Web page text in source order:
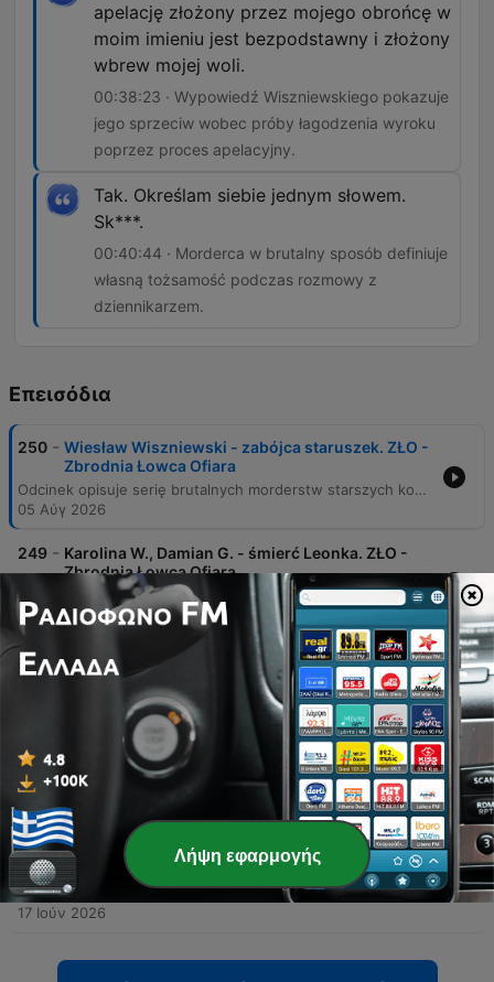
apelację złożony przez mojego obrońcę w
moim imieniu jest bezpodstawny i złożony
wbrew mojej woli.
00:38:23 · Wypowiedź Wiszniewskiego pokazuje
jego sprzeciw wobec próby łagodzenia wyroku
poprzez proces apelacyjny.
Tak. Określam siebie jednym słowem.
Sk***.
00:40:44 · Morderca w brutalny sposób definiuje
własną tożsamość podczas rozmowy z
dziennikarzem.
Επεισόδια
250 - Wiesław Wiszniewski - zabójca staruszek. ZŁO -
Zbrodnia Łowca Ofiara
Odcinek opisuje serię brutalnych morderstw starszych kobiet w Warszawie na przełomie 1998 i 1999 roku. Śledztwo doprowadziło do ujęcia Wiesława Wiszniewskiego oraz jego grupy wspólników, którzy podstępem dostawali się do mieszkań ofiar, by je obezwładnić i okraść. Materiał szczegółowo przedstawia mechanizm napadów, przebieg śledztwa oraz proces sądowy. Przedstawiono również zeznania współsprawców oraz wyroki skazujące, kończąc rozmową z osadzonym mordercą.
05 Αύγ 2026
249 - Karolina W., Damian G. - śmierć Leonka. ZŁO -
Zbrodnia Łowca Ofiara
Este episódio detalha o trágico caso de Leon, uma criança que faleceu após sofrer queimaduras graves por água quente. O relato aborda a omissão de socorro por parte de sua mãe, Karolina, e do padrasto, Damian, descrevendo o sofrimento da criança e as versões conflitantes apresentadas à polícia. A narrativa segue até o desfecho judicial, detalhando as acusações de crueldade e a sentença de 10 anos de prisão para ambos os réus, além das alegações de medo e abuso apresentadas pela defesa durante o julgamento.
22 Ιούλ 2026
248 - Andrzej Ś. - Bestia z Wrocławia. ZŁO - Zbrodnia
Łowca Ofiara
Odcinek przedstawia historię Andrzeja Eś, seryjnego gwałciciela działającego we Wrocławiu w 2010 roku. Śledztwo ujawnia brutalne i precyzyjnie zaplanowane metody działania sprawcy, który został zatrzymany dzięki czujności jednej z kobiet. Program przygląda się kulisom działalności przestępcy, jego procesowi sądowemu oraz 15-letniemu wyrokowi więzienia. Przedstawiono również perspektywę samego skazanego, który bagatelizuje skalę swoich czynów, oraz sceptycyzm funkcjonariuszy wobec możliwości jego resocjalizacji.
247 - William Bonin - Zabójca z Autostrady. ZŁO -
Zbrodnia Łowca Ofiara
Odcinek przedstawia historię Williama Bonina i jego wspólników, którzy na przełomie lat 70. i 80. w Kalifornii dokonali serii brutalnych morderstw na młodych chłopcach. Sprawcy wykorzystywali furgonetkę, by zwabiać ofiary na seks, a następnie poddawać je torturom i gwałtom, co doprowadziło do śmierci co najmniej 21 osób. Śledztwo doprowadziło do schwytania mordercy dzięki dowodom z pojazdu oraz zeznaniom świadków. Materiał przybliża również traumatyczne dzieciństwo Bonina, naznaczone przemocą, oraz jego późniejszy proces, brak skruchy i egzekucję przez zastrzyk trucizny.
24 Ιούν 2026
246 - Aleksiej Sukletin - Aligator. ZŁO - Zbrodnia
Łowca Ofiara
17 Ιούν 2026
Λήψη εφαρμογής